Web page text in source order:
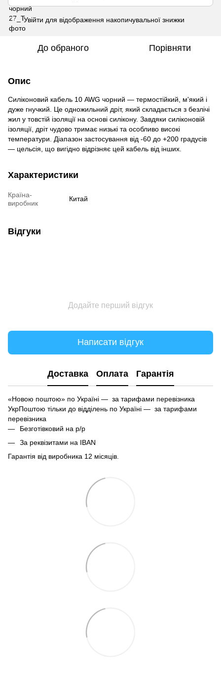
% Увійти для відображення накопичувальної знижки
До обраного Порівняти
Опис
Силіконовий кабель 10 AWG чорний — термостійкий, м'який і
дуже гнучкий. Це одножильний дріт, який складається з безлічі
жил у товстій ізоляції на основі силікону. Завдяки силіконовій
ізоляції, дріт чудово тримає низькі та особливо високі
температури. Діапазон застосування від -60 до +200 градусів
— цельсія, що вигідно відрізняє цей кабель від інших.
Характеристики
Країна-
виробник
Китай
Відгуки
Додайте перший відгук
Написати відгук
Доставка Оплата Гарантія
«Новою поштою» по Україні — за тарифами перевізника
УкрПоштою тільки до відділень по Україні — за тарифами
перевізника
Безготівковий на р/р
За реквізитами на IBAN
Гарантія від виробника 12 місяців.